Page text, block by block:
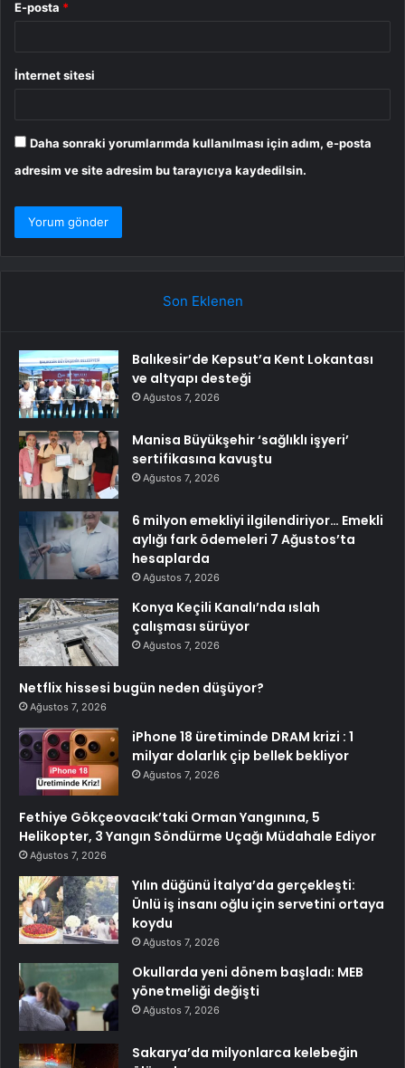
E-posta *
İnternet sitesi
Daha sonraki yorumlarımda kullanılması için adım, e-posta
adresim ve site adresim bu tarayıcıya kaydedilsin.
Son Eklenen
Balıkesir’de Kepsut’a Kent Lokantası
ve altyapı desteği
Ağustos 7, 2026
Manisa Büyükşehir ‘sağlıklı işyeri’
sertifikasına kavuştu
Ağustos 7, 2026
6 milyon emekliyi ilgilendiriyor… Emekli
aylığı fark ödemeleri 7 Ağustos’ta
hesaplarda
Ağustos 7, 2026
Konya Keçili Kanalı’nda ıslah
çalışması sürüyor
Ağustos 7, 2026
Netflix hissesi bugün neden düşüyor?
Ağustos 7, 2026
iPhone 18 üretiminde DRAM krizi : 1
milyar dolarlık çip bellek bekliyor
Ağustos 7, 2026
Fethiye Gökçeovacık’taki Orman Yangınına, 5
Helikopter, 3 Yangın Söndürme Uçağı Müdahale Ediyor
Ağustos 7, 2026
Yılın düğünü İtalya’da gerçekleşti:
Ünlü iş insanı oğlu için servetini ortaya
koydu
Ağustos 7, 2026
Okullarda yeni dönem başladı: MEB
yönetmeliği değişti
Ağustos 7, 2026
Sakarya’da milyonlarca kelebeğin